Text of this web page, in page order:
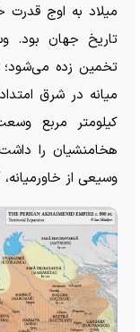
میلاد به اوج قدرت
تخمین زده می‌شود؛
کیلومتر مربع
هخامنشیان را
وسیعی از